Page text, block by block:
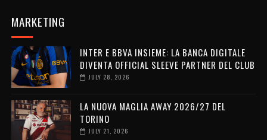
MARKETING
INTER E BBVA INSIEME: LA BANCA DIGITALE
DIVENTA OFFICIAL SLEEVE PARTNER DEL CLUB
JULY 28, 2026
LA NUOVA MAGLIA AWAY 2026/27 DEL
TORINO
JULY 21, 2026